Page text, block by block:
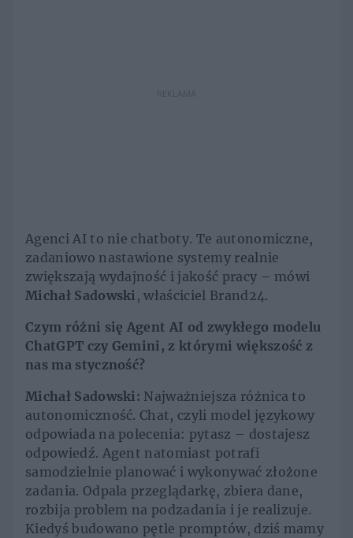
REKLAMA
Agenci AI to nie chatboty. Te autonomiczne,
zadaniowo nastawione systemy realnie
zwiększają wydajność i jakość pracy – mówi
Michał Sadowski , właściciel Brand24.
Czym różni się Agent AI od zwykłego modelu
ChatGPT czy Gemini, z którymi większość z
nas ma styczność?
Michał Sadowski: Najważniejsza różnica to
autonomiczność. Chat, czyli model językowy
odpowiada na polecenia: pytasz – dostajesz
odpowiedź. Agent natomiast potrafi
samodzielnie planować i wykonywać złożone
zadania. Odpala przeglądarkę, zbiera dane,
rozbija problem na podzadania i je realizuje.
Kiedyś budowano pętle promptów, dziś mamy